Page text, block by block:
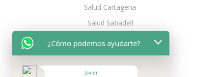
Salud Cartagena
Salud Sabadell
Salud Oviedo
Salud Jerez de la Frontera
Salud Móstoles
¿Cómo podemos ayudarte?
Javier